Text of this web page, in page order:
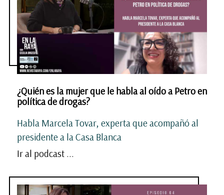
¿Quién es la mujer que le habla al oído a Petro en
política de drogas?
Habla Marcela Tovar, experta que acompañó al
presidente a la Casa Blanca
Ir al podcast ...